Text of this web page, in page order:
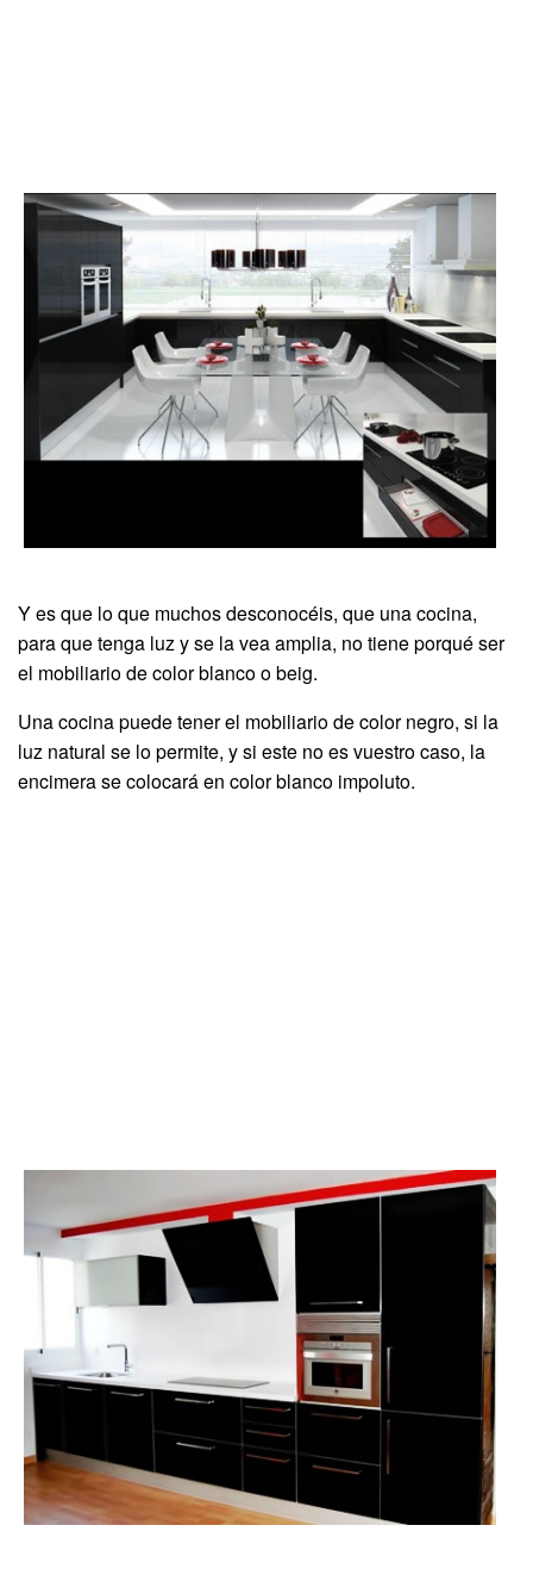
Y es que lo que muchos desconocéis, que una cocina,
para que tenga luz y se la vea amplia, no tiene porqué ser
el mobiliario de color blanco o beig.
Una cocina puede tener el mobiliario de color negro, si la
luz natural se lo permite, y si este no es vuestro caso, la
encimera se colocará en color blanco impoluto.